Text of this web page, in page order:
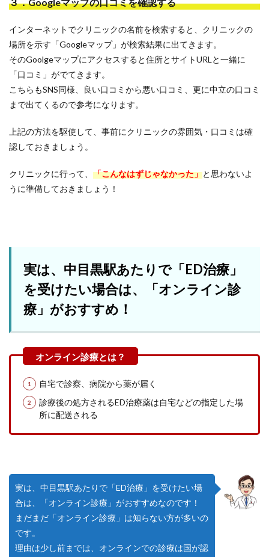
３．Googleマップの口コミを確認する
インターネットでクリニックの名前を検索すると、クリニックの
場所を示す「Googleマップ」が検索結果に出てきます。
そのGoolgeマップにアクセスすると住所とサイトURLと一緒に
「口コミ」がでてきます。
こちらもSNS同様、良い口コミから悪い口コミ、更に中立の口コミ
まで出てくるので参考になります。
上記の方法を駆使して、事前にクリニックの雰囲気・口コミは確
認しておきましょう。
クリニックに行って、 「こんなはずじゃなかった」と思わないよ
うに準備しておきましょう！
実は、中目黒駅あたりで「ED治療」
を受けたい場合は、「オンライン診
療」がおすすめ！
自宅で診察、病院から薬が届く
診療後の処方されるED治療薬は自宅などの指定した場
所に配送される
実は、中目黒駅あたりで「ED治療」を受けたい場
合は、「オンライン診療」がおすすめなのです！
まだまだ「オンライン診療」は知らない方が多いの
です。
理由は少し前までは、オンラインでの診療は国が認